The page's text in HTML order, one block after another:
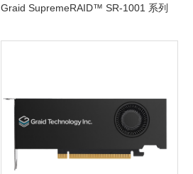
Graid SupremeRAID™ SR-1001 系列